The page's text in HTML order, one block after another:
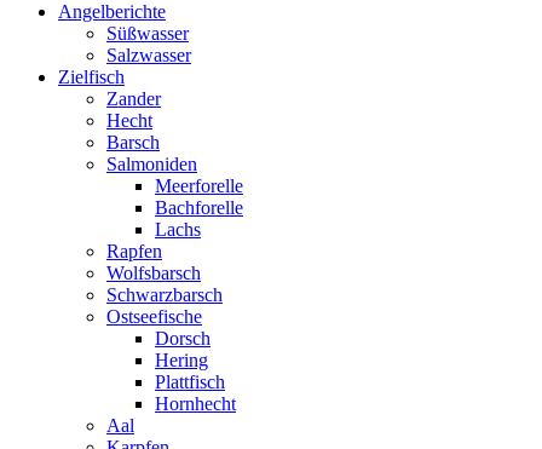
Angelberichte
Süßwasser
Salzwasser
Zielfisch
Zander
Hecht
Barsch
Salmoniden
Meerforelle
Bachforelle
Lachs
Rapfen
Wolfsbarsch
Schwarzbarsch
Ostseefische
Dorsch
Hering
Plattfisch
Hornhecht
Aal